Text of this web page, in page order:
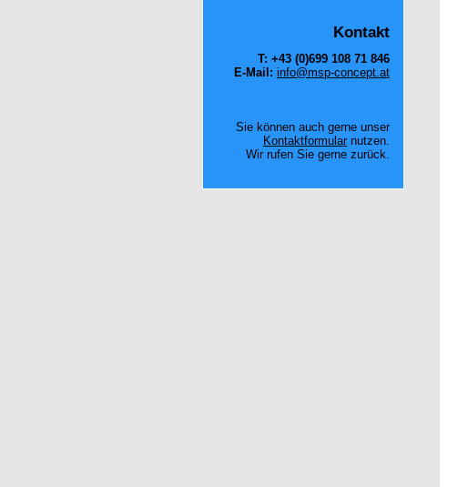
Kontakt
T: +43 (0)699 108 71 846
E-Mail: info@msp-concept.at
Sie können auch gerne unser
Kontaktformularnutzen.
Wir rufen Sie gerne zurück.